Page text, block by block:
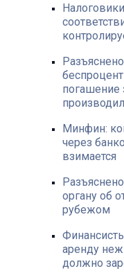
погашение
Минфин:
через
взимается
органу об
рубежом
аренду
должно